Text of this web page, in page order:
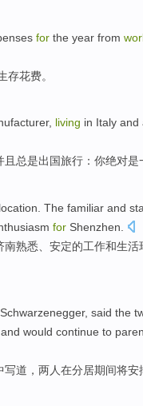
for the year from
存花费。
, living in Italy and
且 总是出国旅行： 你绝对是
. The familiar and
for Shenzhen
南熟悉 安定的工作和生活
Schwarzenegger, said the
and would continue to
写道， 两人在分居期间将安